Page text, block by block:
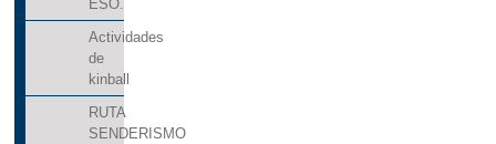
ESO.
Actividades
de
kinball
RUTA
SENDERISMO